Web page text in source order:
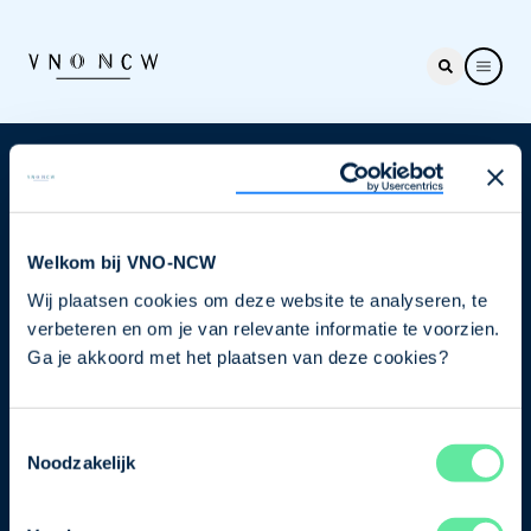
Welkom bij VNO-NCW
Wij plaatsen cookies om deze website te analyseren, te
verbeteren en om je van relevante informatie te voorzien.
Ga je akkoord met het plaatsen van deze cookies?
Noodzakelijk
Nieuwsbrief
je nu in voor de VNO-NCW nieuwsbrief.
Schrijf je in
Direct naar
Ons verhaal